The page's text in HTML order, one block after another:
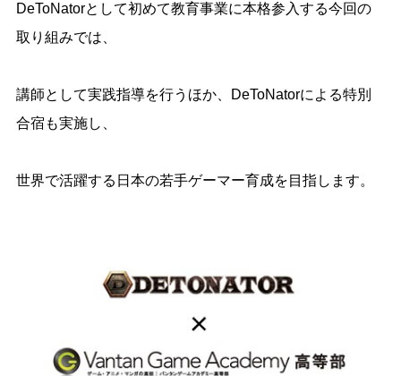
DeToNatorとして初めて教育事業に本格参入する今回の
取り組みでは、
講師として実践指導を行うほか、DeToNatorによる特別
合宿も実施し、
世界で活躍する日本の若手ゲーマー育成を目指します。